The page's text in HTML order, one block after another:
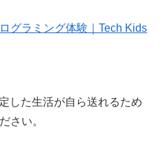
グラミング体験｜Tech Kids
した生活が自ら送れるため
さい。